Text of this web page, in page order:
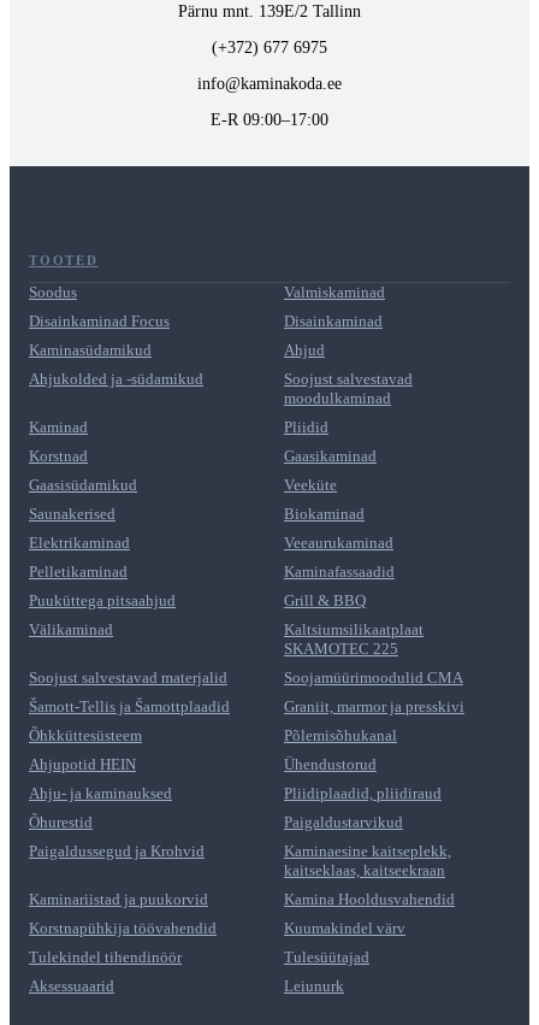
Pärnu mnt. 139E/2 Tallinn
(+372) 677 6975
info@kaminakoda.ee
E-R 09:00–17:00
TOOTED
Soodus
Valmiskaminad
Disainkaminad Focus
Disainkaminad
Kaminasüdamikud
Ahjud
Ahjukolded ja -südamikud
Soojust salvestavad
moodulkaminad
Kaminad
Pliidid
Korstnad
Gaasikaminad
Gaasisüdamikud
Veeküte
Saunakerised
Biokaminad
Elektrikaminad
Veeaurukaminad
Pelletikaminad
Kaminafassaadid
Puuküttega pitsaahjud
Grill & BBQ
Välikaminad
Kaltsiumsilikaatplaat
SKAMOTEC 225
Soojust salvestavad materjalid
Soojamüürimoodulid CMA
Šamott-Tellis ja Šamottplaadid
Graniit, marmor ja presskivi
Õhkküttesüsteem
Põlemisõhukanal
Ahjupotid HEIN
Ühendustorud
Ahju- ja kaminauksed
Pliidiplaadid, pliidiraud
Õhurestid
Paigaldustarvikud
Paigaldussegud ja Krohvid
Kaminaesine kaitseplekk,
kaitseklaas, kaitseekraan
Kaminariistad ja puukorvid
Kamina Hooldusvahendid
Korstnapühkija töövahendid
Kuumakindel värv
Tulekindel tihendinöör
Tulesüütajad
Aksessuaarid
Leiunurk